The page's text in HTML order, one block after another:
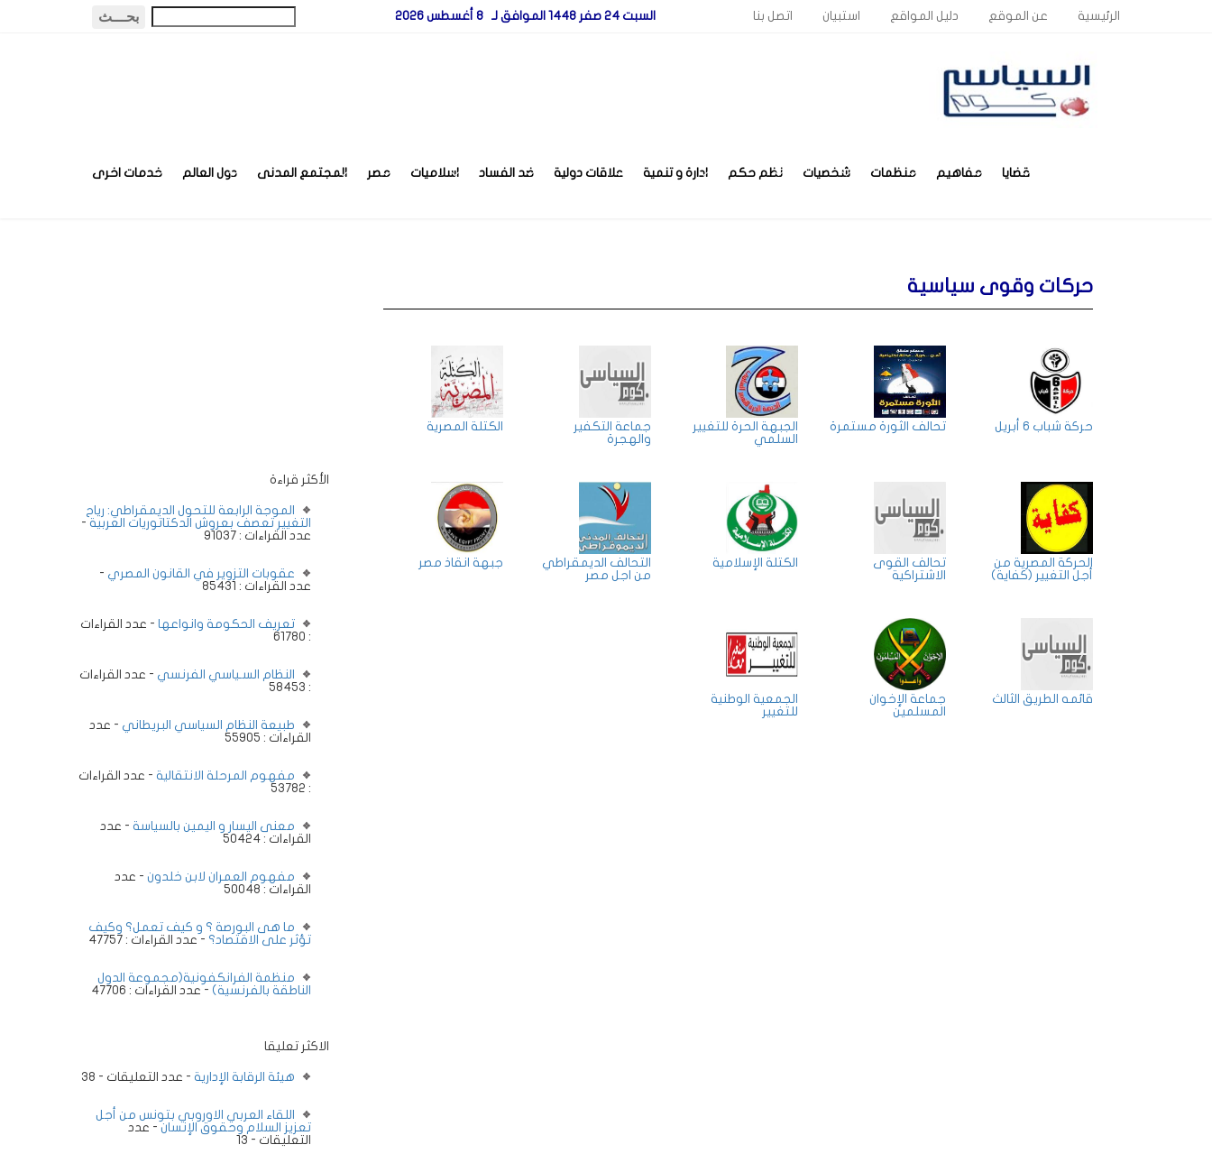
الرئيسية عن الموقع دليل المواقع استبيان اتصل بنا السبت 24 صفر 1448 الموافق لـ 8 أغسطس 2026
قضايا مفاهيم منظمات شخصيات نظم حكم ادارة و تنمية علاقات دولية ضد الفساد اسلاميات مصر المجتمع المدنى دول العالم خدمات اخرى
حركات وقوى سياسية
حركة شباب 6 أبريل تحالف الثورة مستمرة
الجبهة الحرة للتغيير
السلمي
جماعة التكفير
والهجرة
الكتلة المصرية
الحركة المصرية من
أجل التغيير (كفاية)
تحالف القوى
الاشتراكية
الكتلة الإسلامية
التحالف الديمقراطي
من اجل مصر
جبهة انقاذ مصر
قائمه الطريق الثالث
جماعة الإخوان
المسلمين
الجمعية الوطنية
للتغيير
الأكثر قراءة
الموجة الرابعة للتحول الديمقراطي: رياح
التغيير تعصف بعروش الدكتاتوريات العربية -
عدد القراءات : 91037
عقوبات التزوير في القانون المصري -
عدد القراءات : 85431
تعريف الحكومة وانواعها - عدد القراءات
: 61780
النظام السـياسي الفرنسي - عدد القراءات
: 58453
طبيعة النظام السياسي البريطاني - عدد
القراءات : 55905
مفهوم المرحلة الانتقالية - عدد القراءات
: 53782
معنى اليسار و اليمين بالسياسة - عدد
القراءات : 50424
مفهوم العمران لابن خلدون - عدد
القراءات : 50048
ما هى البورصة ؟ و كيف تعمل؟ وكيف
تؤثر على الاقتصاد؟ - عدد القراءات : 47757
منظمة الفرانكفونية(مجموعة الدول
الناطقة بالفرنسية) - عدد القراءات : 47706
الاكثر تعليقا
هيئة الرقابة الإدارية - عدد التعليقات - 38
اللقاء العربي الاوروبي بتونس من أجل
تعزيز السلام وحقوق الإنسان - عدد
التعليقات - 13